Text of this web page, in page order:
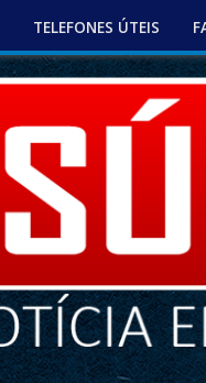
TELEFONES ÚTEIS